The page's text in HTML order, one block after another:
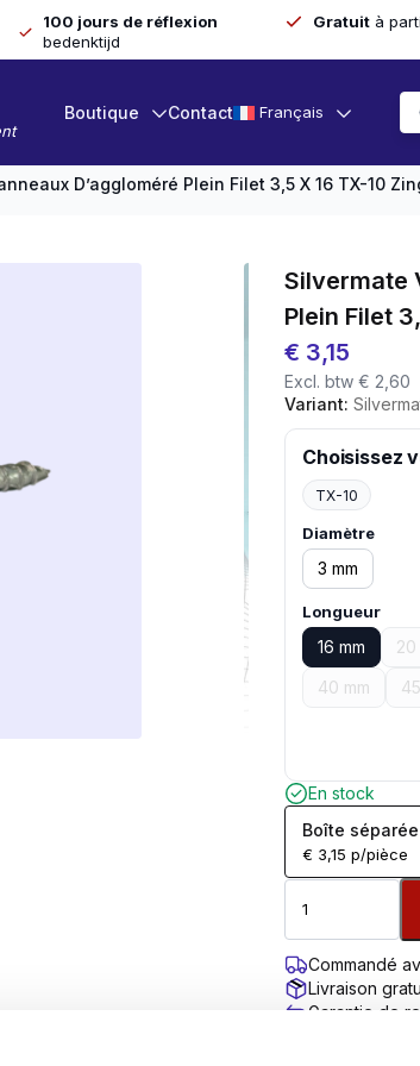
100 jours de réflexion
bedenktijd
Gratuità
Boutique Contact Français
D’aggloméré Plein Filet 3,5 X 16 TX-10
Silvermate
Plein Filet
€ 3,15
Excl. btw € 2,60
Variant: Silvermate
Choisissez
TX-10
Diamètre
3 mm
Longueur
16 mm 20
40 mm
En stock
Boîte séparée
€ 3,15 p/pièce
Commandé
Livraison
Garantie de